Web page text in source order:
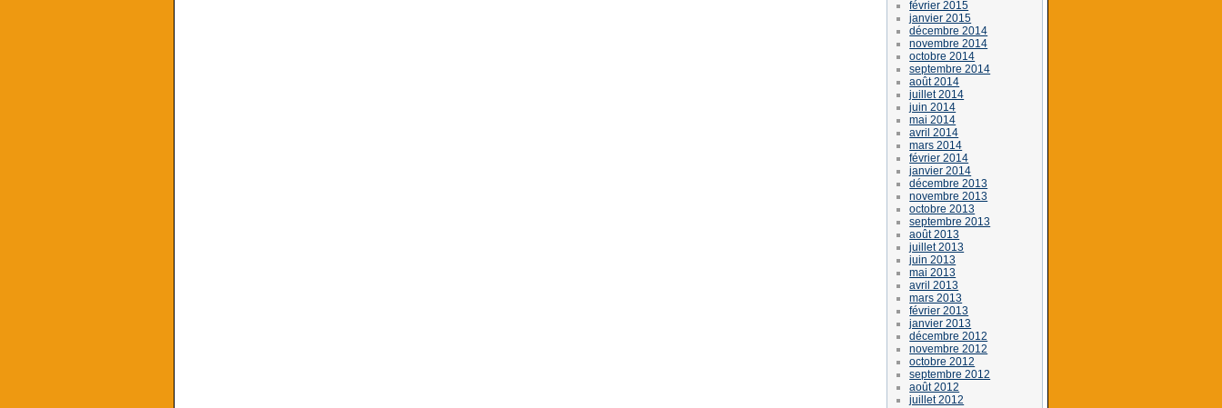
février 2015
janvier 2015
décembre 2014
novembre 2014
octobre 2014
septembre 2014
août 2014
juillet 2014
juin 2014
mai 2014
avril 2014
mars 2014
février 2014
janvier 2014
décembre 2013
novembre 2013
octobre 2013
septembre 2013
août 2013
juillet 2013
juin 2013
mai 2013
avril 2013
mars 2013
février 2013
janvier 2013
décembre 2012
novembre 2012
octobre 2012
septembre 2012
août 2012
juillet 2012